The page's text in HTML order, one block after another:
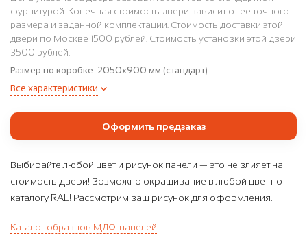
фурнитурой. Конечная стоимость двери зависит от ее точного
размера и заданной комплектации. Стоимость доставки этой
двери по Москве 1500 рублей. Стоимость установки этой двери
3500 рублей.
Размер по коробке: 2050x900 мм (стандарт).
Все характеристики
Оформить предзаказ
Выбирайте любой цвет и рисунок панели — это не влияет на
стоимость двери! Возможно окрашивание в любой цвет по
каталогу RAL! Рассмотрим ваш рисунок для оформления.
Каталог образцов МДФ-панелей